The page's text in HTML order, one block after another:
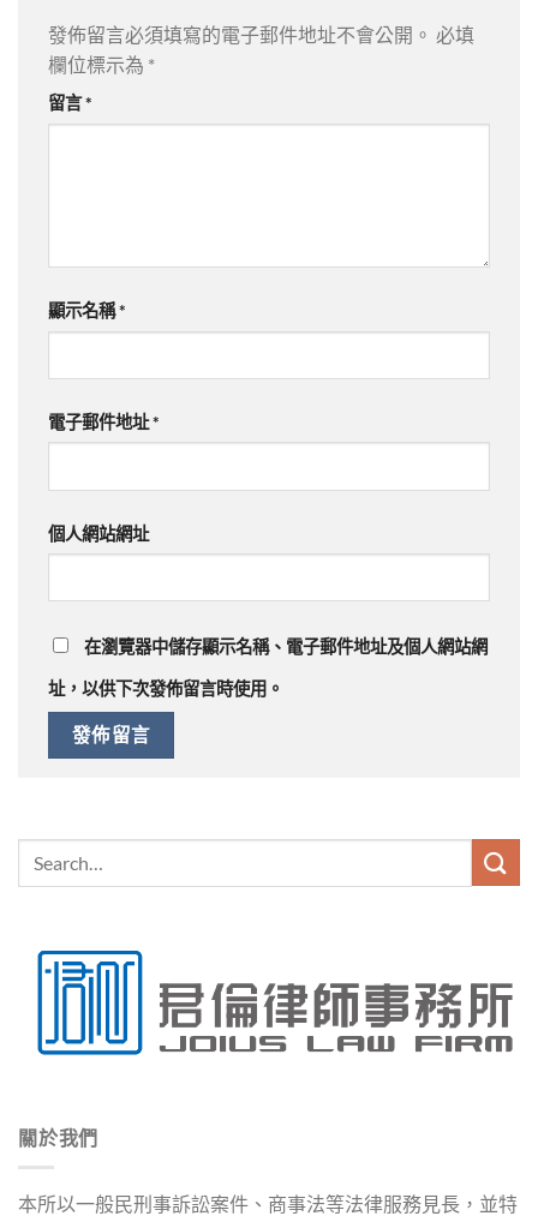
發佈留言必須填寫的電子郵件地址不會公開。 必填
欄位標示為 *
留言*
顯示名稱*
電子郵件地址*
個人網站網址
在瀏覽器中儲存顯示名稱、電子郵件地址及個人網站網
址，以供下次發佈留言時使用。
關於我們
本所以一般民刑事訴訟案件、商事法等法律服務見長，並特